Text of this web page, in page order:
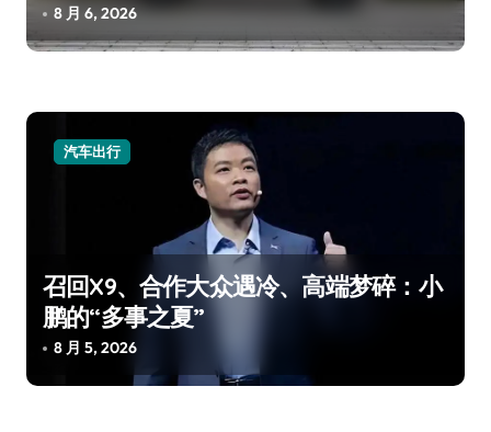
8 月 6, 2026
汽车出行
召回X9、合作大众遇冷、高端梦碎：小
鹏的“多事之夏”
8 月 5, 2026